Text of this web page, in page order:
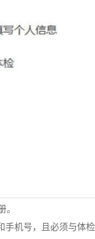
。
手机号，且必须与体